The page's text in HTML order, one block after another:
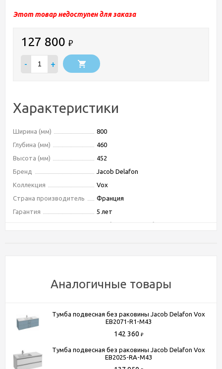
Этот товар недоступен для заказа
127 800 ₽
- +
Характеристики
Ширина (мм)
800
Глубина (мм)
460
Высота (мм)
452
Бренд
Jacob Delafon
Коллекция
Vox
Страна производитель
Франция
Гарантия
5 лет
тумба подвесная без раковины
Бельевая корзина
Система хранения
с ящиками
Оснащение
механизм "плавное закрывание"
Угловая конструкция
Нет
Аналогичные товары
Тумба подвесная без раковины Jacob Delafon Vox
EB2071-R1-M43
142 360 ₽
Тумба подвесная без раковины Jacob Delafon Vox
EB2025-RA-M43